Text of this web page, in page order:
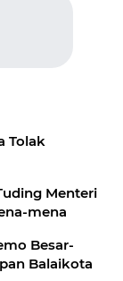
Tolak
Menteri
mena
Besar-
Balaikota